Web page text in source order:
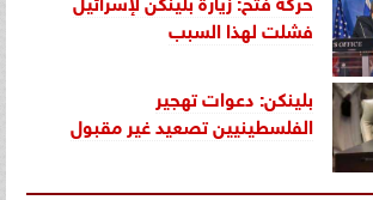
فشلت لهذا السبب
بلينكن: دعوات تهجير
الفلسطينيين تصعيد غير مقبول